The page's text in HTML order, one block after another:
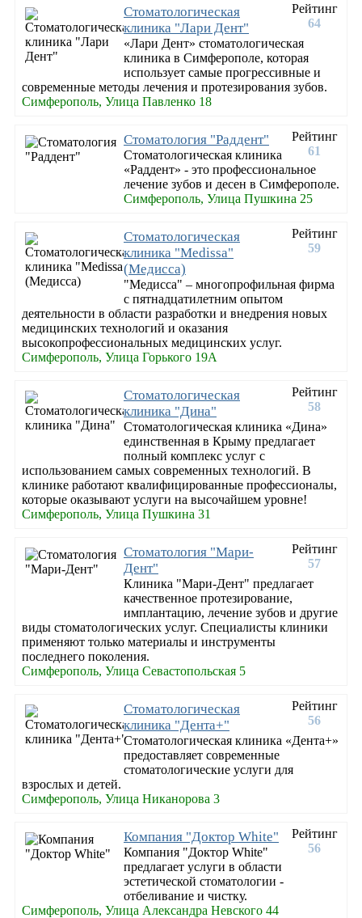
Рейтинг
64
Стоматологическая
клиника "Лари Дент"
«Лари Дент» стоматологическая
клиника в Симферополе, которая
использует самые прогрессивные и
современные методы лечения и протезирования зубов.
Симферополь, Улица Павленко 18
Рейтинг
61
Стоматология "Раддент"
Стоматологическая клиника
«Раддент» - это профессиональное
лечение зубов и десен в Симферополе.
Симферополь, Улица Пушкина 25
Рейтинг
59
Стоматологическая
клиника "Medissa"
(Медисса)
"Медисса" – многопрофильная фирма
с пятнадцатилетним опытом
деятельности в области разработки и внедрения новых
медицинских технологий и оказания
высокопрофессиональных медицинских услуг.
Симферополь, Улица Горького 19А
Рейтинг
58
Стоматологическая
клиника "Дина"
Стоматологическая клиника «Дина»
единственная в Крыму предлагает
полный комплекс услуг с
использованием самых современных технологий. В
клинике работают квалифицированные профессионалы,
которые оказывают услуги на высочайшем уровне!
Симферополь, Улица Пушкина 31
Рейтинг
57
Стоматология "Мари-
Дент"
Клиника "Мари-Дент" предлагает
качественное протезирование,
имплантацию, лечение зубов и другие
виды стоматологических услуг. Специалисты клиники
применяют только материалы и инструменты
последнего поколения.
Симферополь, Улица Севастопольская 5
Рейтинг
56
Стоматологическая
клиника "Дента+"
Стоматологическая клиника «Дента+»
предоставляет современные
стоматологические услуги для
взрослых и детей.
Симферополь, Улица Никанорова 3
Рейтинг
56
Компания "Доктор White"
Компания "Доктор White"
предлагает услуги в области
эстетической стоматологии -
отбеливание и чистку.
Симферополь, Улица Александра Невского 44